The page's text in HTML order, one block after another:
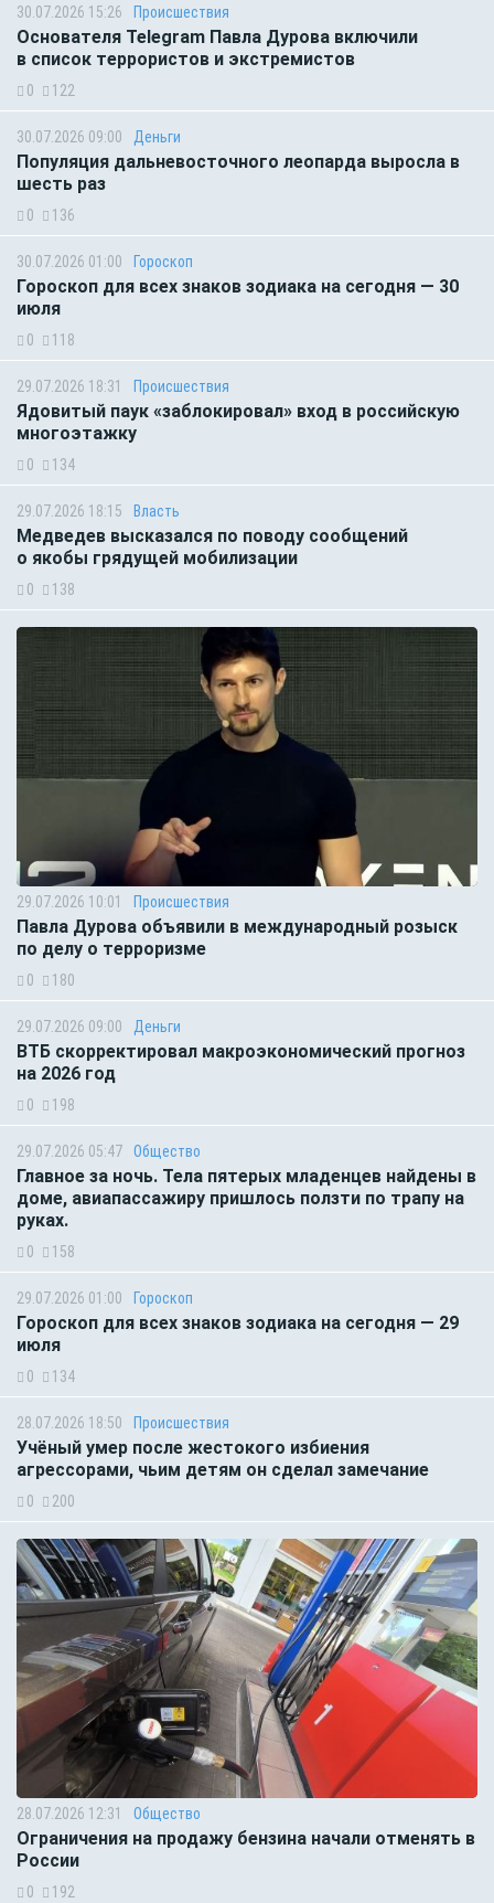
30.07.2026 15:26 Происшествия
Основателя Telegram Павла Дурова включили
в список террористов и экстремистов
0 122
30.07.2026 09:00 Деньги
Популяция дальневосточного леопарда выросла в
шесть раз
0 136
30.07.2026 01:00 Гороскоп
Гороскоп для всех знаков зодиака на сегодня — 30
июля
0 118
29.07.2026 18:31 Происшествия
Ядовитый паук «заблокировал» вход в российскую
многоэтажку
0 134
29.07.2026 18:15 Власть
Медведев высказался по поводу сообщений
о якобы грядущей мобилизации
0 138
29.07.2026 10:01 Происшествия
Павла Дурова объявили в международный розыск
по делу о терроризме
0 180
29.07.2026 09:00 Деньги
ВТБ скорректировал макроэкономический прогноз
на 2026 год
0 198
29.07.2026 05:47 Общество
Главное за ночь. Тела пятерых младенцев найдены в
доме, авиапассажиру пришлось ползти по трапу на
руках.
0 158
29.07.2026 01:00 Гороскоп
Гороскоп для всех знаков зодиака на сегодня — 29
июля
0 134
28.07.2026 18:50 Происшествия
Учёный умер после жестокого избиения
агрессорами, чьим детям он сделал замечание
0 200
28.07.2026 12:31 Общество
Ограничения на продажу бензина начали отменять в
России
0 192